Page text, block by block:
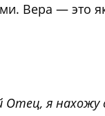
Вера — это
Отец, я нахожу